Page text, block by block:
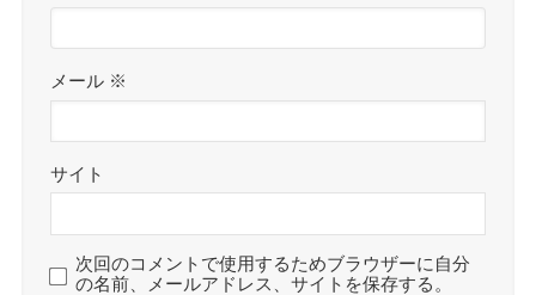
メール ※
サイト
次回のコメントで使用するためブラウザーに自分
の名前、メールアドレス、サイトを保存する。